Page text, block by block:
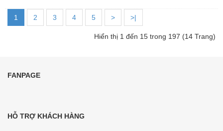
1 2 3 4 5 > >|
Hiển thị 1 đến 15 trong 197 (14 Trang)
FANPAGE
HỖ TRỢ KHÁCH HÀNG